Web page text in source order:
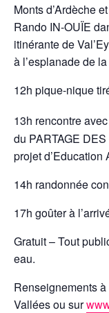
Monts d’Ardèche
Rando IN-OUÏE
itinérante de
à l’esplanade de
12h pique-nique
13h rencontre
du PARTAGE
projet
14h randonnée
17h goûter à
Gratuit – Tout
eau.
Renseignements
Vallées ou sur